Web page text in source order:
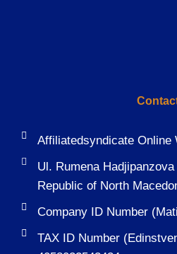
Affiliatedsyndicate Online
Ul. Rumena
Republic of North
Company ID Number
TAX ID Number